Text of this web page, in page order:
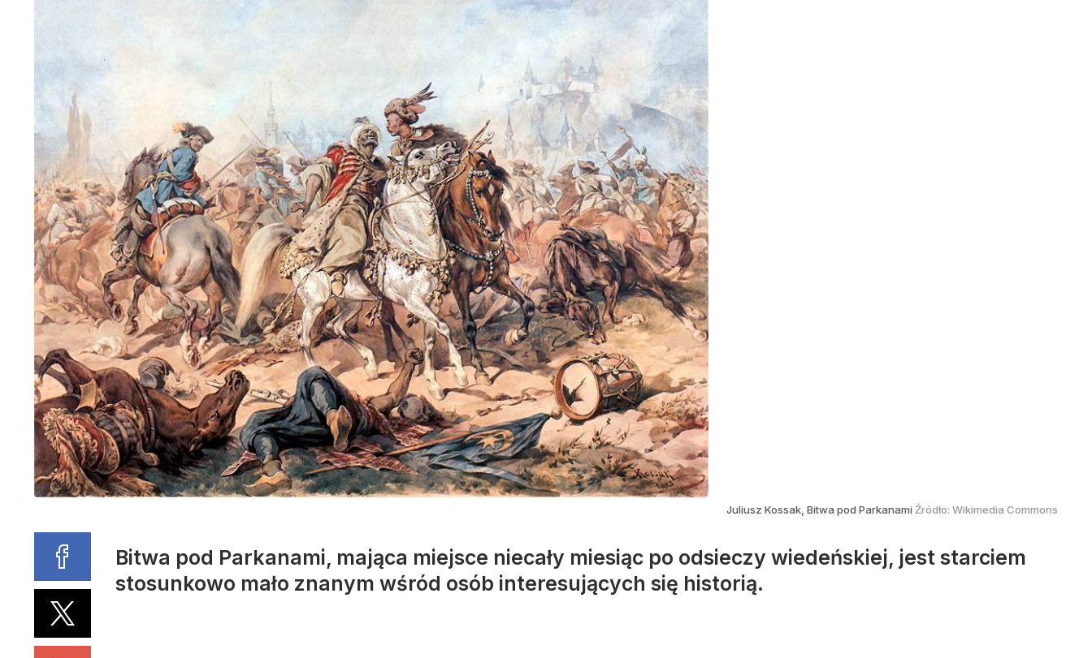
Juliusz Kossak, Bitwa pod Parkanami Źródło: Wikimedia Commons
Bitwa pod Parkanami, mająca miejsce niecały miesiąc po odsieczy wiedeńskiej, jest starciem
stosunkowo mało znanym wśród osób interesujących się historią.